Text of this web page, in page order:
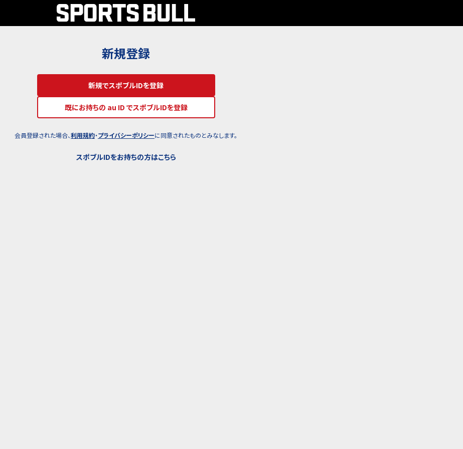
新規登録
新規でスポブルIDを登録
既にお持ちの au ID でスポブルIDを登録
会員登録された場合、利用規約・プライバシーポリシーに同意されたものとみなします。
スポブルIDをお持ちの方はこちら